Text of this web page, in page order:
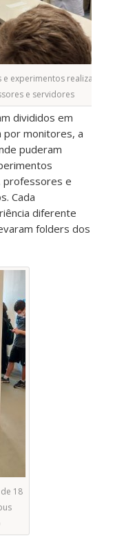
experimentos realizados por
e servidores
divididos em
por monitores, a
puderam
professores e
Cada
diferente
folders dos
18